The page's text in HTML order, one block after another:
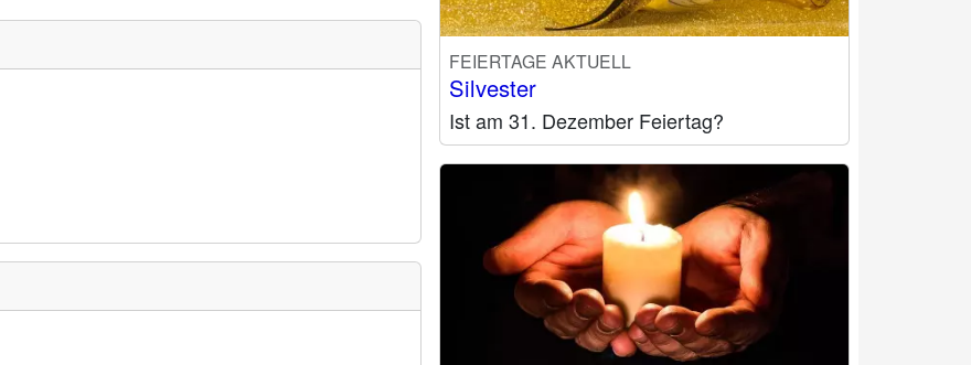
FEIERTAGE AKTUELL
Silvester
Ist am 31. Dezember Feiertag?